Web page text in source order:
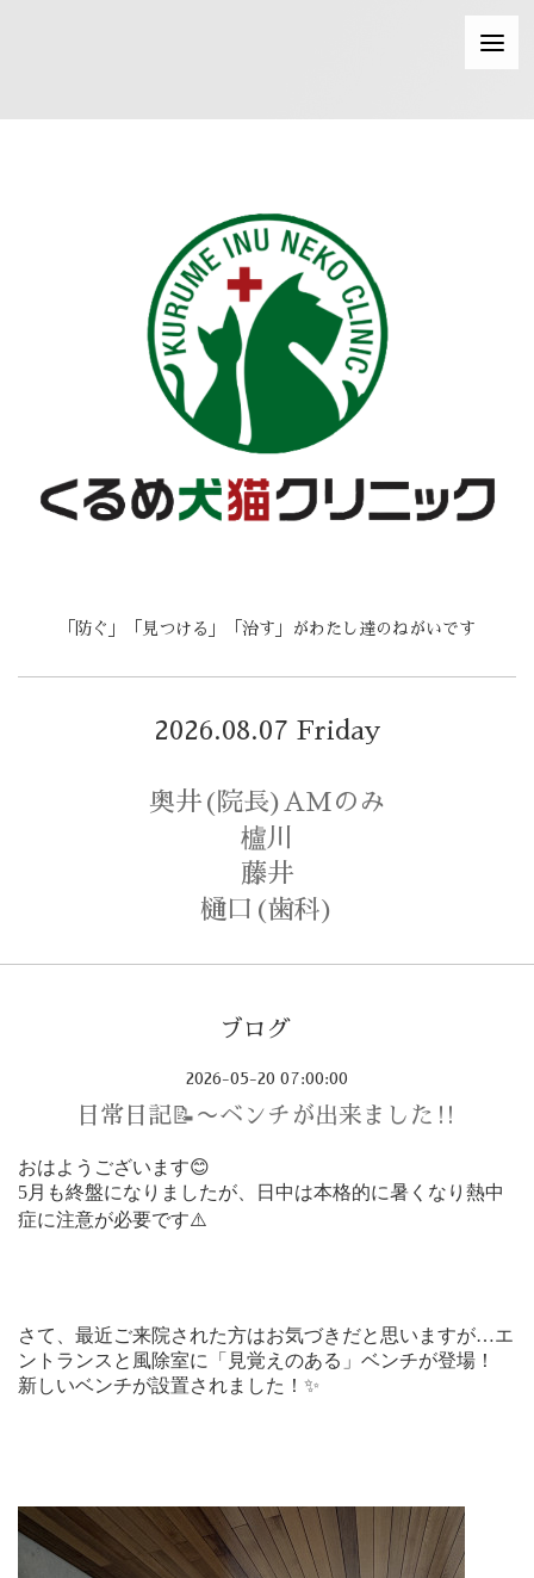
「防ぐ」「見つける」「治す」がわたし達のねがいです
2026.08.07 Friday
奥井(院長)AMのみ
櫨川
藤井
樋口(歯科)
ブログ
2026-05-20 07:00:00
日常日記📝〜ベンチが出来ました‼️
おはようございます😊
5月も終盤になりましたが、日中は本格的に暑くなり熱中
症に注意が必要です⚠️
さて、最近ご来院された方はお気づきだと思いますが…エ
ントランスと風除室に「見覚えのある」ベンチが登場！
新しいベンチが設置されました！ ✨